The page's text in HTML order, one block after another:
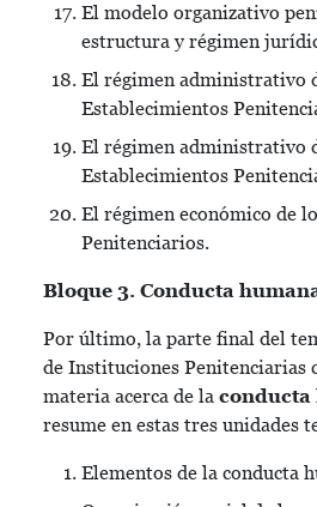
El modelo organizativo
estructura y régimen
El régimen administrativo
Establecimientos
El régimen administrativo
Establecimientos
El régimen económico de
Penitenciarios.
Bloque 3. Conducta
Por último, la parte final del
de Instituciones Penitenciarias
materia acerca de la conducta
resume en estas tres unidades
Elementos de la conducta